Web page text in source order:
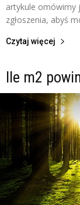
artykule omówimy
zgłoszenia, abyś
Czytaj więcej
Ile m2